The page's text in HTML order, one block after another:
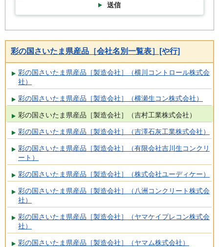
送信
彩の国さいたま県産品［会社名別一覧表］[や行]
彩の国さいたま県産品［製造会社］（横川コントロール株式会
社）
彩の国さいたま県産品［製造会社］（横瀬生コン株式会社）
彩の国さいたま県産品［製造会社］（吉村工業株式会社）
彩の国さいたま県産品［製造会社］（吉澤石灰工業株式会社）
彩の国さいたま県産品［製造会社］（有限会社吉川生コンクリ
ート）
彩の国さいたま県産品［製造会社］（株式会社ユーディケー）
彩の国さいたま県産品［製造会社］（八洲コンクリート株式会
社）
彩の国さいたま県産品［製造会社］（ヤマケイプレコン株式会
社）
彩の国さいたま県産品［製造会社］（ヤマム株式会社）